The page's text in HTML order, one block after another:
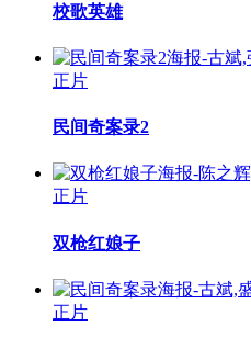
校歌英雄
正片
民间奇案录2
正片
双枪红娘子
正片